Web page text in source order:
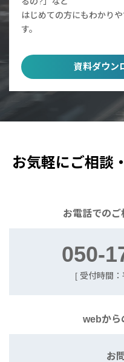
はじめての方にもわかり
す。
資料ダウン
お気軽にご相談
お電話でのご
050-
[ 受付時間
webから
お